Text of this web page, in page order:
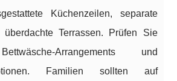
Küchenzeilen, separate
Terrassen. Prüfen Sie
Arrangements und
Optionen. Familien sollten auf